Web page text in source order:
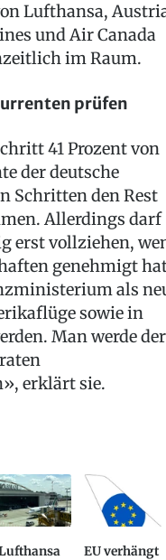
Lufthansa,
und Air Canada
im Raum.
prüfen
41 Prozent von
der deutsche
Schritten den Rest
Allerdings darf
erst vollziehen,
genehmigt
als
sowie in
Man werde
erklärt sie.
EU verhängt